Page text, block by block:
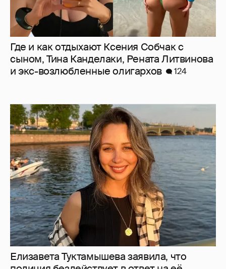
Где и как отдыхают Ксения Собчак с
сыном, Тина Канделаки, Рената Литвинова
и экс-возлюбленные олигархов
124
Елизавета Туктамышева заявила, что